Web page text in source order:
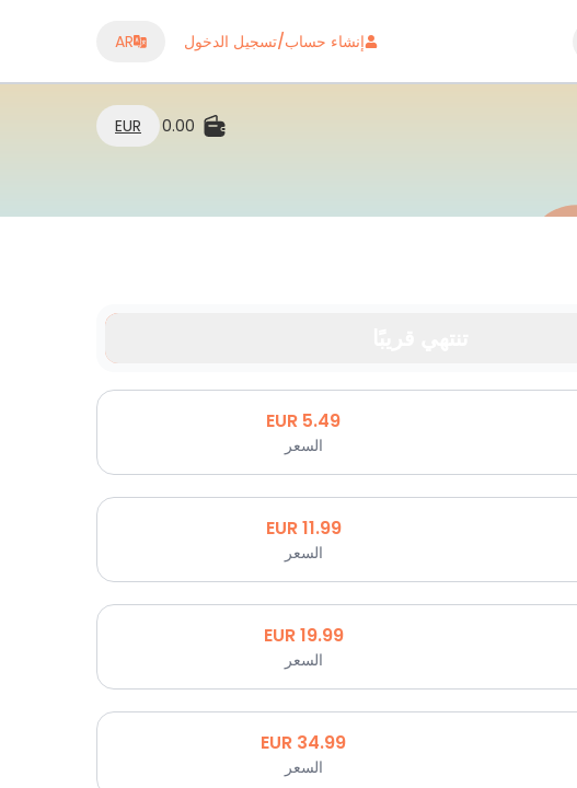
إنشاء حساب/تسجيل الدخول AR
0.00
EUR
5.49
EUR
السعر
11.99
EUR
السعر
19.99
EUR
السعر
34.99
EUR
السعر